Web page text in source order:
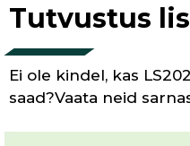
Tutvustus
Ei ole kindel, kas
saad?Vaata neid